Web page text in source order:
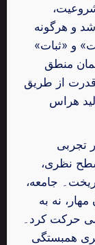
و هرگونه
و «ثبات»
منطق
از طریق
هراس
تجربی
نظری،
جامعه،
نه به
حرکت کرد۔
همبستگی